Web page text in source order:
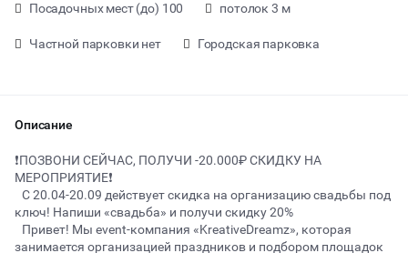
Посадочных мест (до) 100 потолок 3 м
Частной парковки нет Городская парковка
Описание
❗️ПОЗВОНИ СЕЙЧАС, ПОЛУЧИ -20.000₽ СКИДКУ НА
МЕРОПРИЯТИЕ❗️
С 20.04-20.09 действует скидка на организацию свадьбы под
ключ! Напиши «свадьба» и получи скидку 20%
Привет! Мы event-компания «KreativeDreamz», которая
занимается организацией праздников и подбором площадок
от 126757 ₽ за час
Тип мероприятия